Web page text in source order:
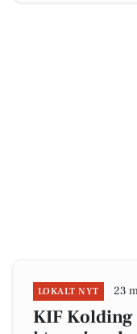
LOKALT NYT 23
KIF Kolding